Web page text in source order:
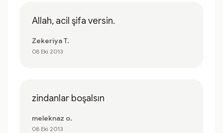
Allah, acil şifa versin.
Zekeriya T.
08 Eki 2013
zindanlar boşalsın
meleknaz o.
08 Eki 2013